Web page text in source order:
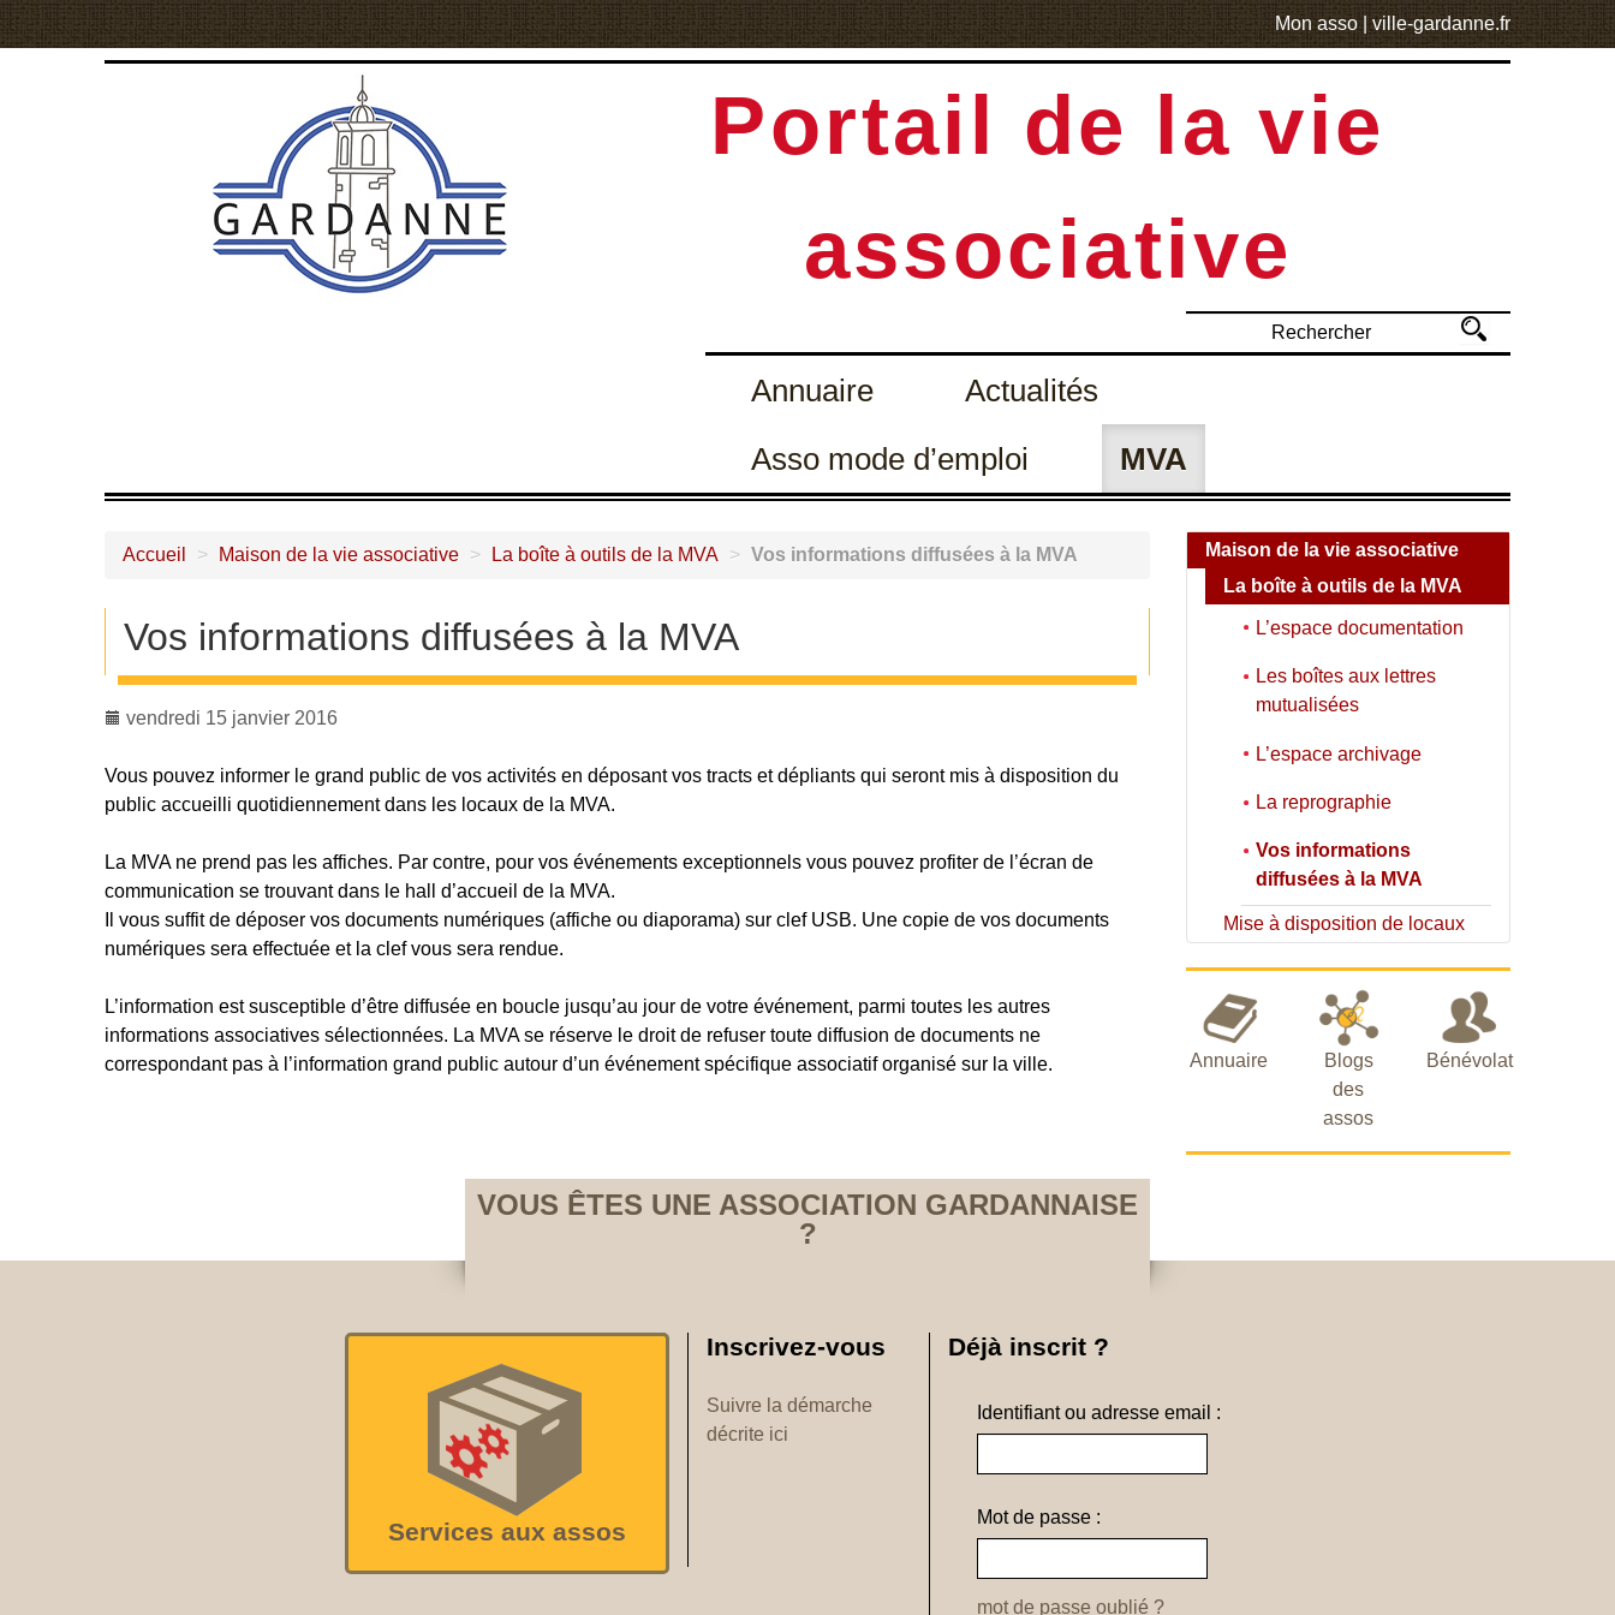
Mon asso| ville-gardanne.fr
Portail de la vie
associative
Annuaire Actualités
Asso mode d’emploi MVA
Accueil > Maison de la vie associative > La boîte à outils de la MVA > Vos informations diffusées à la MVA
Vos informations diffusées à la MVA
vendredi 15 janvier 2016
Vous pouvez informer le grand public de vos activités en déposant vos tracts et dépliants qui seront mis à disposition du
public accueilli quotidiennement dans les locaux de la MVA.
La MVA ne prend pas les affiches. Par contre, pour vos événements exceptionnels vous pouvez profiter de l’écran de
communication se trouvant dans le hall d’accueil de la MVA.
Il vous suffit de déposer vos documents numériques (affiche ou diaporama) sur clef USB. Une copie de vos documents
numériques sera effectuée et la clef vous sera rendue.
L’information est susceptible d’être diffusée en boucle jusqu’au jour de votre événement, parmi toutes les autres
informations associatives sélectionnées. La MVA se réserve le droit de refuser toute diffusion de documents ne
correspondant pas à l’information grand public autour d’un événement spécifique associatif organisé sur la ville.
Maison de la vie associative
La boîte à outils de la MVA
L’espace documentation
Les boîtes aux lettres
mutualisées
L’espace archivage
La reprographie
Vos informations
diffusées à la MVA
Mise à disposition de locaux
Annuaire
Blogs
des
assos
Bénévolat
VOUS ÊTES UNE ASSOCIATION GARDANNAISE
?
Services aux assos
Inscrivez-vous
Suivre la démarche
décrite ici
Déjà inscrit ?
Identifiant ou adresse email :
Mot de passe :
mot de passe oublié ?